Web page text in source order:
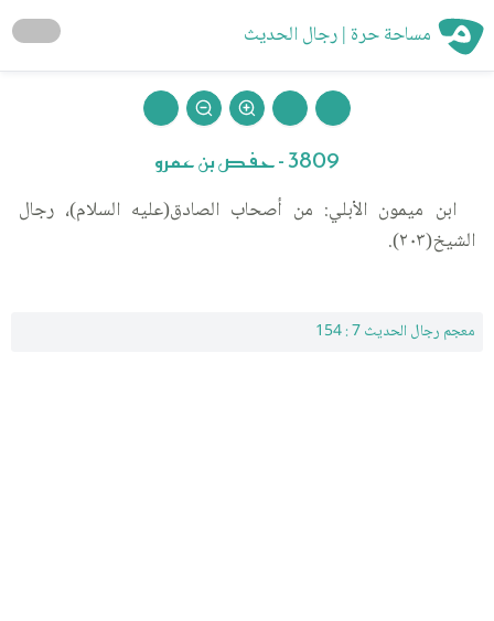
مساحة حرة | رجال الحديث
3809 - حفص بن عمرو
ابن ميمون الأبلي: من أصحاب الصادق(عليه السلام)، رجال
الشيخ(٢٠٣).
معجم رجال الحديث 7 : 154